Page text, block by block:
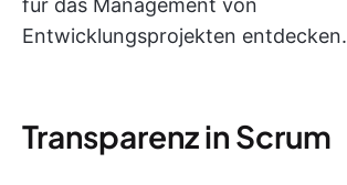
für das Management von
Entwicklungsprojekten entdecken.
Transparenz in Scrum